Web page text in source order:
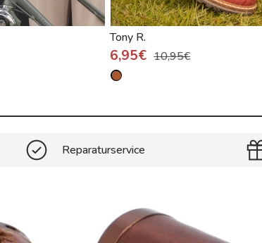
Tony R.
6,95€ 10,95€
Reparaturservice